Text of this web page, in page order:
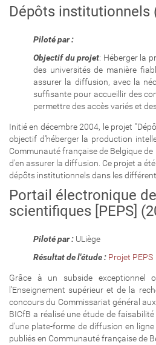
Dépôts institutionnels
Piloté par :
Objectif du projet: Héberger la
des universités de manière
assurer la diffusion, avec la
suffisante pour accueillir des
permettre des accès variés et
Initié en décembre 2004, le projet
objectif d'héberger la production
Communauté française de Belgique
d'en assurer la diffusion. Ce projet a
dépôts institutionnels dans les
Portail électronique
scientifiques [PEPS]
Piloté par : ULiège
Résultat de l'étude : Projet PEPS
Grâce à un subside exceptionnel
l’Enseignement supérieur et de la
concours du Commissariat général
BICfB a réalisé une étude de
d’une plate-forme de diffusion en
publiés en Communauté française de